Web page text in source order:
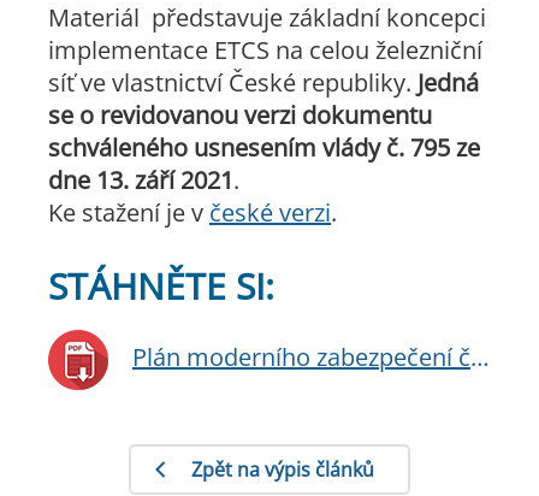
Materiál představuje základní koncepci
implementace ETCS na celou železniční
síť ve vlastnictví České republiky. Jedná
se o revidovanou verzi dokumentu
schváleného usnesením vlády č. 795 ze
dne 13. září 2021.
Ke stažení je v české verzi.
STÁHNĚTE SI:
Plán moderního zabezpečení české železnice - aktualizace
Zpět na výpis článků